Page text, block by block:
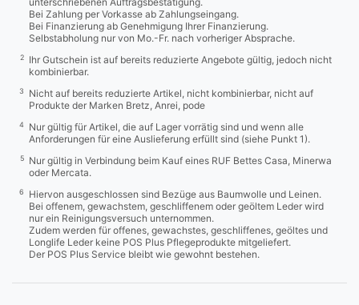
Bei Zahlung per Vorkasse ab Zahlungseingang.
Bei Finanzierung ab Genehmigung Ihrer Finanzierung.
Selbstabholung nur von Mo.-Fr. nach vorheriger Absprache.
2
Ihr Gutschein ist auf bereits reduzierte Angebote gültig, jedoch nicht
kombinierbar.
3
Nicht auf bereits reduzierte Artikel, nicht kombinierbar, nicht auf
Produkte der Marken Bretz, Anrei, pode
4
Nur gültig für Artikel, die auf Lager vorrätig sind und wenn alle
Anforderungen für eine Auslieferung erfüllt sind (siehe Punkt 1).
5
Nur gültig in Verbindung beim Kauf eines RUF Bettes Casa, Minerwa
oder Mercata.
6
Hiervon ausgeschlossen sind Bezüge aus Baumwolle und Leinen.
Bei offenem, gewachstem, geschliffenem oder geöltem Leder wird
nur ein Reinigungsversuch unternommen.
Zudem werden für offenes, gewachstes, geschliffenes, geöltes und
Longlife Leder keine POS Plus Pflegeprodukte mitgeliefert.
Der POS Plus Service bleibt wie gewohnt bestehen.